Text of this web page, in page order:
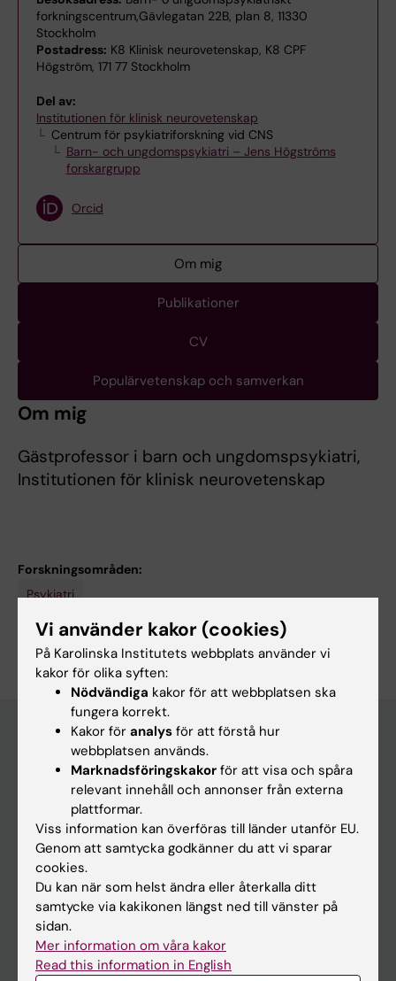
forkningscentrum,Gävlegatan 22B, plan 8, 11330
Stockholm
Postadress: K8 Klinisk neurovetenskap, K8 CPF
Högström, 171 77 Stockholm
Del av:
Institutionen för klinisk neurovetenskap
Centrum för psykiatriforskning vid CNS
Barn- och ungdomspsykiatri – Jens Högströms
forskargrupp
Orcid
Om mig
Publikationer
CV
Populärvetenskap och samverkan
Om mig
Gästprofessor i barn och ungdomspsykiatri,
Institutionen för klinisk neurovetenskap
Forskningsområden:
Psykiatri
Är du Eva Serlachius?
Redigera din profil
Huvudmeny
Utbildning
Forskarutbildning
Forskning
Om KI
På gång
Nyheter
Vi använder kakor (cookies)
På Karolinska Institutets webbplats använder vi
kakor för olika syften:
Nödvändiga kakor för att webbplatsen ska
fungera korrekt.
Kakor för analys för att förstå hur
webbplatsen används.
Marknadsföringskakor för att visa och spåra
relevant innehåll och annonser från externa
plattformar.
Viss information kan överföras till länder utanför EU.
Genom att samtycka godkänner du att vi sparar
cookies.
Du kan när som helst ändra eller återkalla ditt
samtycke via kakikonen längst ned till vänster på
sidan.
Mer information om våra kakor
Read this information in English